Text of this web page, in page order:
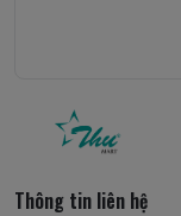
Thông tin liên hệ